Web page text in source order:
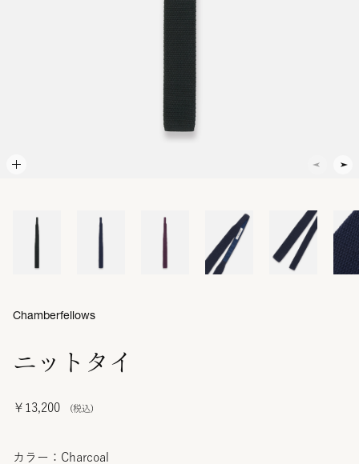
ニットタイ
￥13,200
Chamberfellows
カラー：Charcoal